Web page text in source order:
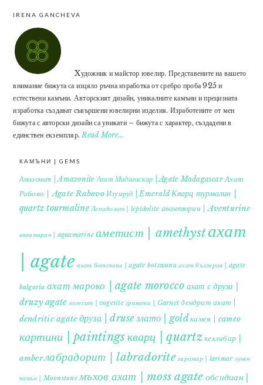
IRENA GANCHEVA
Xудожник и майстор ювелир. Представените на вашето
внимание бижута са изцяло ръчна изработка от сребро проба 925 и
естествени камъни. Авторският дизайн, уникалните камъни и прецизната
изработка създават съвършени ювелирни изделия. Изработените от мен
бижута с авторски дизайн са уникати – бижута с характер, създадени в
единствен екземпляр.Read More…
КАМЪНИ | GEMS
Амазонит | Amazonite Ахат Мадагаскар | Agate Madagascar Ахат
Рабово | Agate Rabovo Изумруд | Emerald Кварц турмалин |
quartz tourmaline Лепидолит | lepidolite авантюрин | Aventurine
аквамарин | aquamarine аметист | amethystахат
| agate ахат ботсвана | agate botswana ахат българия | agate
bulgaria ахат мароко | agate morocco ахат с друза |
druzy agate вогесит | vogesite гранати | Garnet дендрит ахат |
dendritic agate друза | druse злато | gold камея | cameo
картини | paintings кварц | quartzкехлибар |
amberлабрадорит | labradorite ларимар | larimar лунен
камък | Moonstone мъхов ахат | moss agate обсидиан |